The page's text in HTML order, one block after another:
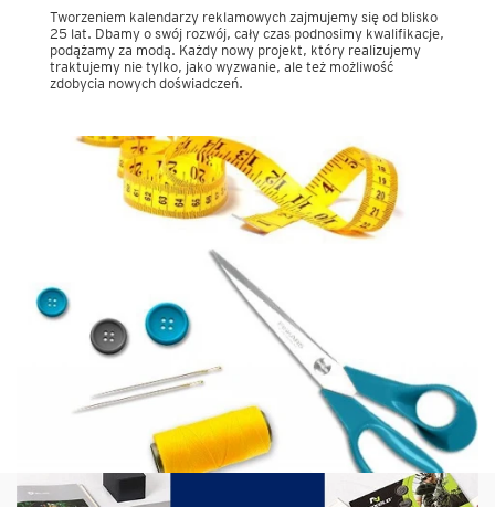
Tworzeniem kalendarzy reklamowych zajmujemy się od blisko
25 lat. Dbamy o swój rozwój, cały czas podnosimy kwalifikacje,
podążamy za modą. Każdy nowy projekt, który realizujemy
traktujemy nie tylko, jako wyzwanie, ale też możliwość
zdobycia nowych doświadczeń.